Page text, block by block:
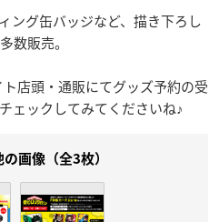
ング缶バッジなど、描き下ろし
数販売。
店頭・通販にてグッズ予約の受
ェックしてみてくださいね♪
画像（全3枚）